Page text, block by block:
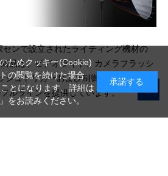
ンで設立されたライティング機材の
品は、ビデオライト、カメラフラッシ
シュトリガーおよび制御システムな
ルラインを提供しています。
ためクッキー(Cookie)
の閲覧を続けた場合
とになります。詳細は
をお読みください。
承諾する